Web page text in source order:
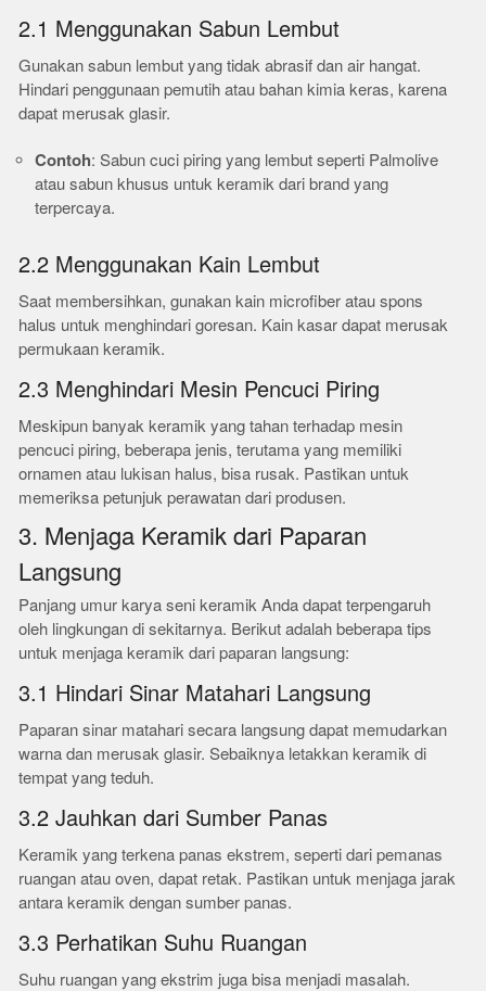
2.1 Menggunakan Sabun Lembut
Gunakan sabun lembut yang tidak abrasif dan air hangat.
Hindari penggunaan pemutih atau bahan kimia keras, karena
dapat merusak glasir.
Contoh: Sabun cuci piring yang lembut seperti Palmolive
atau sabun khusus untuk keramik dari brand yang
terpercaya.
2.2 Menggunakan Kain Lembut
Saat membersihkan, gunakan kain microfiber atau spons
halus untuk menghindari goresan. Kain kasar dapat merusak
permukaan keramik.
2.3 Menghindari Mesin Pencuci Piring
Meskipun banyak keramik yang tahan terhadap mesin
pencuci piring, beberapa jenis, terutama yang memiliki
ornamen atau lukisan halus, bisa rusak. Pastikan untuk
memeriksa petunjuk perawatan dari produsen.
3. Menjaga Keramik dari Paparan
Langsung
Panjang umur karya seni keramik Anda dapat terpengaruh
oleh lingkungan di sekitarnya. Berikut adalah beberapa tips
untuk menjaga keramik dari paparan langsung:
3.1 Hindari Sinar Matahari Langsung
Paparan sinar matahari secara langsung dapat memudarkan
warna dan merusak glasir. Sebaiknya letakkan keramik di
tempat yang teduh.
3.2 Jauhkan dari Sumber Panas
Keramik yang terkena panas ekstrem, seperti dari pemanas
ruangan atau oven, dapat retak. Pastikan untuk menjaga jarak
antara keramik dengan sumber panas.
3.3 Perhatikan Suhu Ruangan
Suhu ruangan yang ekstrim juga bisa menjadi masalah.